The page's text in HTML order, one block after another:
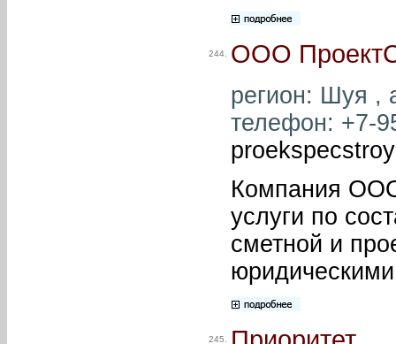
244. ООО
регион: Шуя ,
телефон: +7-
Компания
услуги по
сметной и
245.